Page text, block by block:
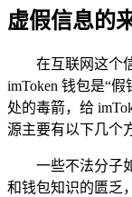
虚假信息的
在互联网这个
imToken 钱包是“
处的毒箭，给
源主要有以下几个
一些不法分子
和钱包知识的匮乏